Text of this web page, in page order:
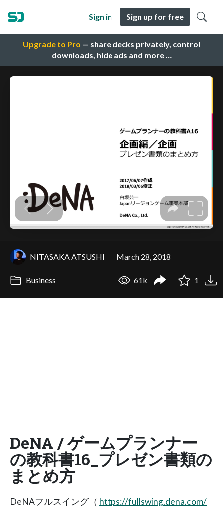
Upgrade to Pro — share decks privately, control
downloads, hide ads and more …
Sign in Sign up for free
NITASAKA ATSUSHI March 28, 2018
Business 61k 1
DeNA / ゲームプランナー
の教科書16_プレゼン書類の
まとめ方
DeNAフルスイング（ https://fullswing.dena.com/